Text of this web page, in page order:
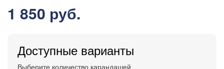
1 850 руб.
Доступные варианты
Выберите количество карандашей